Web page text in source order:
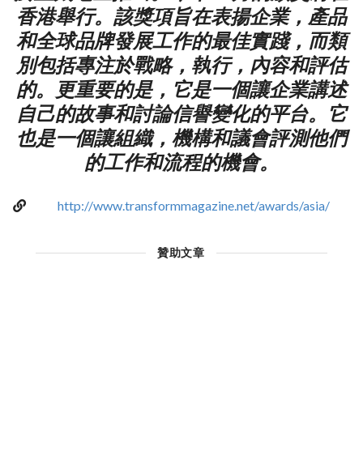
香港舉行。該獎項旨在表揚企業，產品
和全球品牌發展工作的最佳實踐，而類
別包括專注於戰略，執行，內容和評估
的。更重要的是，它是一個讓企業講述
自己的故事和討論信譽變化的平台。它
也是一個讓組織，機構和議會評測他們
的工作和流程的機會。
http://www.transformmagazine.net/awards/asia/
贊助文章